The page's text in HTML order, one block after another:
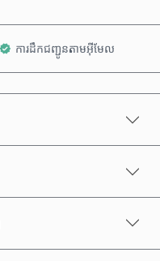
ការដឹកជញ្ជូនតាមអ៊ីមែល